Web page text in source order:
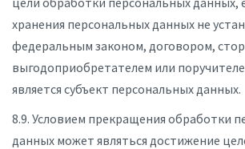
хранения персональных данных не
федеральным законом, договором,
выгодоприобретателем или
является субъект персональных данных.
8.9. Условием прекращения обработки
данных может являться достижение